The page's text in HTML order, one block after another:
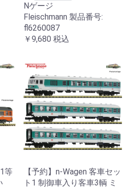
Nゲージ
Fleischmann 製品番号:
fl6260087
￥9,680 税込
等
【予約】n-Wagen 客車セッ
ト1 制御車入り客車3輌 ミ